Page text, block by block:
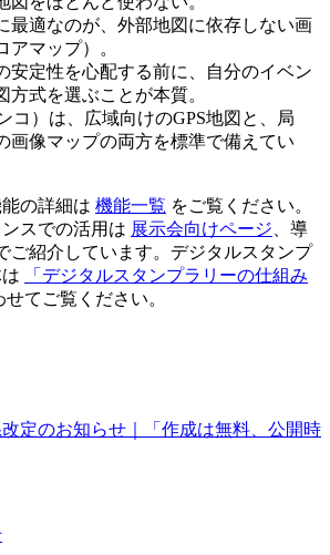
最適なのが、外部地図に依存しない画
アマップ）。
安定性を心配する前に、自分のイベン
方式を選ぶことが本質。
コ）は、広域向けのGPS地図と、局
画像マップの両方を標準で備えてい
の詳細は 機能一覧 をご覧ください。
スでの活用は 展示会向けページ 、導
ご紹介しています。デジタルスタンプ
「デジタルスタンプラリーの仕組み
せてご覧ください。
改定のお知らせ｜「作成は無料、公開時